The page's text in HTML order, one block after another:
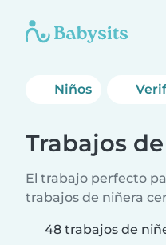
Niños
Trabajos
El trabajo perfecto
trabajos de niñera
48 trabajos de